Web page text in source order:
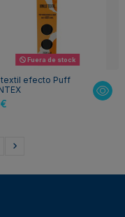
Fuera de stock
textil efecto Puff